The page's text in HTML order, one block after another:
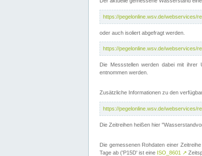
https://pegelonline.wsv.de/webservices/
oder auch isoliert abgefragt werden.
https://pegelonline.wsv.de/webservices/
Die Messstellen werden dabei mit
entnommen werden.
Zusätzliche Informationen zu den
https://pegelonline.wsv.de/webservices/
Die Zeitreihen heißen hier
Die gemessenen Rohdaten einer
Tage ab ('P15D' ist eine ISO_8601 ↗